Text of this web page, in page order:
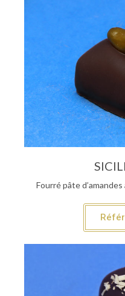
Fourré pâte